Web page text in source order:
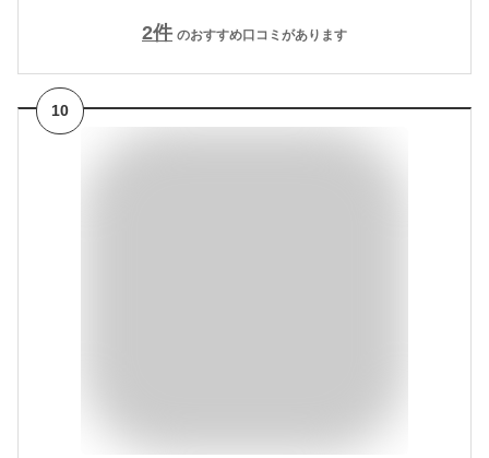
2件 のおすすめ口コミがあります
10